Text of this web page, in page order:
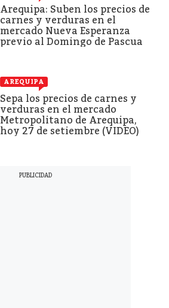
Arequipa: Suben los precios de
carnes y verduras en el
mercado Nueva Esperanza
previo al Domingo de Pascua
AREQUIPA
Sepa los precios de carnes y
verduras en el mercado
Metropolitano de Arequipa,
hoy 27 de setiembre (VIDEO)